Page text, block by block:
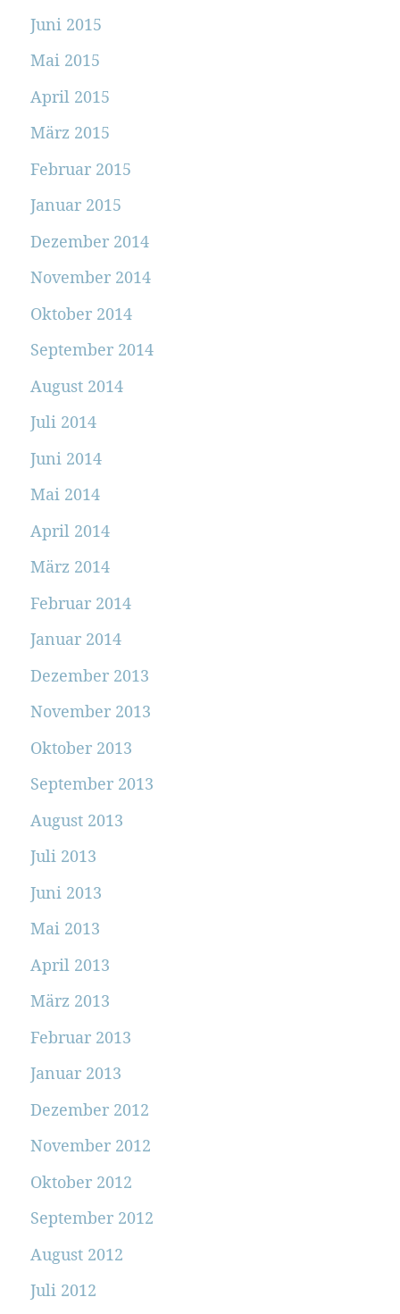
Juni 2015
Mai 2015
April 2015
März 2015
Februar 2015
Januar 2015
Dezember 2014
November 2014
Oktober 2014
September 2014
August 2014
Juli 2014
Juni 2014
Mai 2014
April 2014
März 2014
Februar 2014
Januar 2014
Dezember 2013
November 2013
Oktober 2013
September 2013
August 2013
Juli 2013
Juni 2013
Mai 2013
April 2013
März 2013
Februar 2013
Januar 2013
Dezember 2012
November 2012
Oktober 2012
September 2012
August 2012
Juli 2012